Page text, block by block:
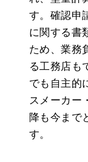
す。確認申
に関する書
ため、業務
る工務店も
でも自主的
スメーカー
降も今まで
す。